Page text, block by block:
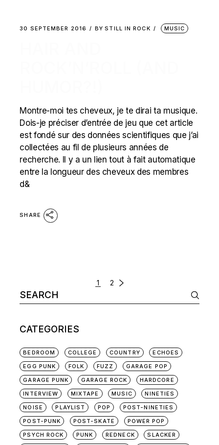
30 SEPTEMBER 2016 BY STILL IN ROCK MUSIC
Montre-moi tes cheveux, je te dirai ta musique.
Dois-je préciser d’entrée de jeu que cet article
est fondé sur des données scientifiques que j’ai
collectées au fil de plusieurs années de
recherche. Il y a un lien tout à fait automatique
entre la longueur des cheveux des membres
d&
SHARE
NAVIGATION
1 2
Search
for:
CATEGORIES
BEDROOM COLLEGE COUNTRY
ECHOES
EGG PUNK
FOLK FUZZ
GARAGE POP
GARAGE PUNK
GARAGE ROCK
HARDCORE
INTERVIEW
MIXTAPE MUSIC
NINETIES
NOISE
PLAYLIST POP
POST-NINETIES
POST-PUNK
POST-SKATE
POWER POP
PSYCH ROCK
PUNK REDNECK SLACKER